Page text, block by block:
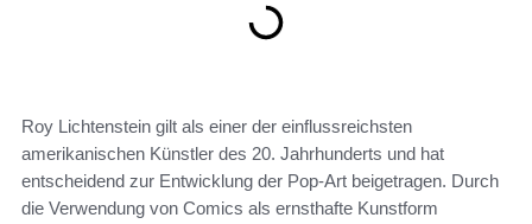
Roy Lichtenstein gilt als einer der einflussreichsten
amerikanischen Künstler des 20. Jahrhunderts und hat
entscheidend zur Entwicklung der Pop-Art beigetragen. Durch
die Verwendung von Comics als ernsthafte Kunstform